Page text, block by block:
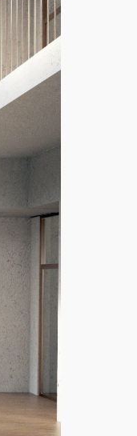
PORTE DE
l'immeuble totem en proue
fêté avec les
LOGEMENTS
pour la réalisation